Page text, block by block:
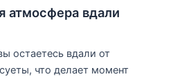
атмосфера вдали
остаетесь вдали от
что делает момент